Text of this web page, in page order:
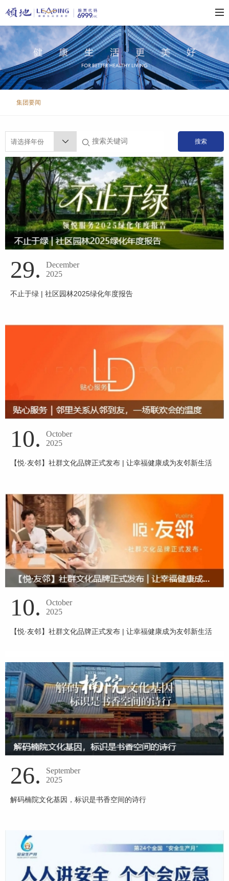
集团要闻
搜索
29.
December
2025
不止于绿 | 社区园林2025绿化年度报告
10.
October
2025
【悦·友邻】社群文化品牌正式发布 | 让幸福健康成为友邻新生活
10.
October
2025
【悦·友邻】社群文化品牌正式发布 | 让幸福健康成为友邻新生活
26.
September
2025
解码楠院文化基因，标识是书香空间的诗行